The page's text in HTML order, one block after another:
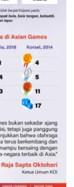
Games